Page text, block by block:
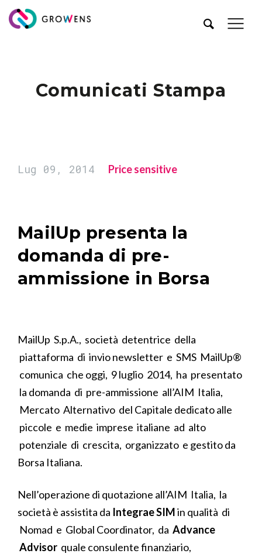
Comunicati Stampa
Lug 09, 2014 Price sensitive
MailUp presenta la
domanda di pre-
ammissione in Borsa
MailUp S.p.A., società detentrice della
piattaforma di invio newsletter e SMS MailUp®
comunica che oggi, 9 luglio 2014, ha presentato
la domanda di pre-ammissione all’AIM Italia,
Mercato Alternativo del Capitale dedicato alle
piccole e medie imprese italiane ad alto
potenziale di crescita, organizzato e gestito da
Borsa Italiana.
Nell’operazione di quotazione all’AIM Italia, la
società è assistita da IntegraeSIMin qualità di
Nomad e Global Coordinator, da Advance
Advisor quale consulente finanziario,